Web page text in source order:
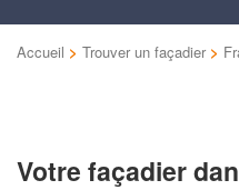
Accueil > Trouver un façadier >
Votre façadier